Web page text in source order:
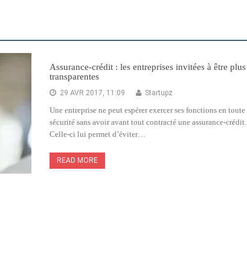
Assurance-crédit : les entreprises invitées à être plus
transparentes
29 AVR 2017, 11:09 Startupz
Une entreprise ne peut espérer exercer ses fonctions en toute
sécurité sans avoir avant tout contracté une assurance-crédit.
Celle-ci lui permet d’éviter…
READ MORE